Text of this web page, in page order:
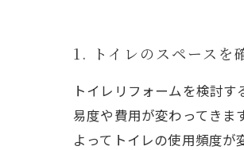
1. トイレのスペースを
トイレリフォームを検討
易度や費用が変わってきま
よってトイレの使用頻度